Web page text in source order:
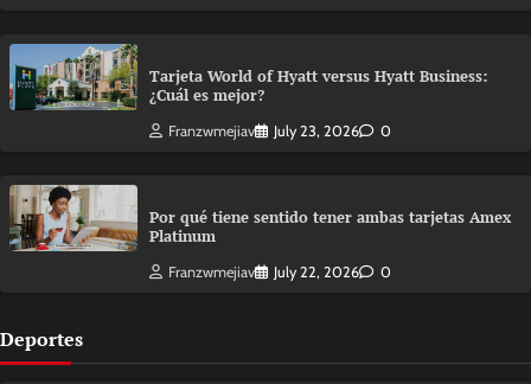
Tarjeta World of Hyatt versus Hyatt Business:
¿Cuál es mejor?
Franzwmejiav July 23, 2026 0
Por qué tiene sentido tener ambas tarjetas Amex
Platinum
Franzwmejiav July 22, 2026 0
Deportes